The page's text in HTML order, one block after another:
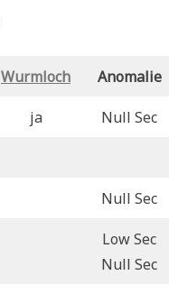
Wurmloch Anomalie
ja Null Sec
Null Sec
Low Sec
Null Sec